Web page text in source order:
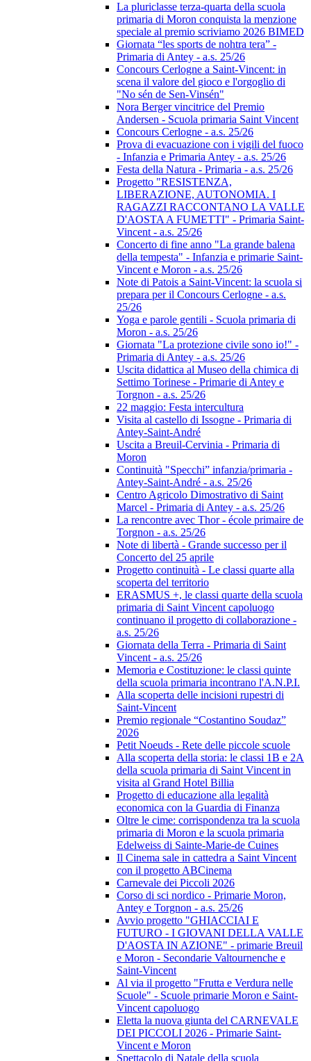
La pluriclasse terza-quarta della scuola
primaria di Moron conquista la menzione
speciale al premio scriviamo 2026 BIMED
Giornata “les sports de nohtra tera” -
Primaria di Antey - a.s. 25/26
Concours Cerlogne a Saint-Vincent: in
scena il valore del gioco e l'orgoglio di
"No sén de Sen-Vinsén"
Nora Berger vincitrice del Premio
Andersen - Scuola primaria Saint Vincent
Concours Cerlogne - a.s. 25/26
Prova di evacuazione con i vigili del fuoco
- Infanzia e Primaria Antey - a.s. 25/26
Festa della Natura - Primaria - a.s. 25/26
Progetto "RESISTENZA,
LIBERAZIONE, AUTONOMIA. I
RAGAZZI RACCONTANO LA VALLE
D'AOSTA A FUMETTI" - Primaria Saint-
Vincent - a.s. 25/26
Concerto di fine anno "La grande balena
della tempesta" - Infanzia e primarie Saint-
Vincent e Moron - a.s. 25/26
Note di Patois a Saint-Vincent: la scuola si
prepara per il Concours Cerlogne - a.s.
25/26
Yoga e parole gentili - Scuola primaria di
Moron - a.s. 25/26
Giornata "La protezione civile sono io!" -
Primaria di Antey - a.s. 25/26
Uscita didattica al Museo della chimica di
Settimo Torinese - Primarie di Antey e
Torgnon - a.s. 25/26
22 maggio: Festa intercultura
Visita al castello di Issogne - Primaria di
Antey-Saint-André
Uscita a Breuil-Cervinia - Primaria di
Moron
Continuità "Specchi” infanzia/primaria -
Antey-Saint-André - a.s. 25/26
Centro Agricolo Dimostrativo di Saint
Marcel - Primaria di Antey - a.s. 25/26
La rencontre avec Thor - école primaire de
Torgnon - a.s. 25/26
Note di libertà - Grande successo per il
Concerto del 25 aprile
Progetto continuità - Le classi quarte alla
scoperta del territorio
ERASMUS +, le classi quarte della scuola
primaria di Saint Vincent capoluogo
continuano il progetto di collaborazione -
a.s. 25/26
Giornata della Terra - Primaria di Saint
Vincent - a.s. 25/26
Memoria e Costituzione: le classi quinte
della scuola primaria incontrano l'A.N.P.I.
Alla scoperta delle incisioni rupestri di
Saint-Vincent
Premio regionale “Costantino Soudaz”
2026
Petit Noeuds - Rete delle piccole scuole
Alla scoperta della storia: le classi 1B e 2A
della scuola primaria di Saint Vincent in
visita al Grand Hotel Billia
Progetto di educazione alla legalità
economica con la Guardia di Finanza
Oltre le cime: corrispondenza tra la scuola
primaria di Moron e la scuola primaria
Edelweiss di Sainte-Marie-de Cuines
Il Cinema sale in cattedra a Saint Vincent
con il progetto ABCinema
Carnevale dei Piccoli 2026
Corso di sci nordico - Primarie Moron,
Antey e Torgnon - a.s. 25/26
Avvio progetto "GHIACCIAI E
FUTURO - I GIOVANI DELLA VALLE
D'AOSTA IN AZIONE" - primarie Breuil
e Moron - Secondarie Valtournenche e
Saint-Vincent
Al via il progetto "Frutta e Verdura nelle
Scuole" - Scuole primarie Moron e Saint-
Vincent capoluogo
Eletta la nuova giunta del CARNEVALE
DEI PICCOLI 2026 - Primarie Saint-
Vincent e Moron
Spettacolo di Natale della scuola